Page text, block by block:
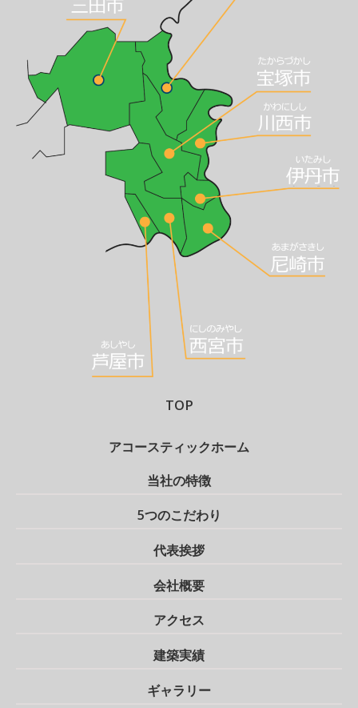
TOP
アコースティックホーム
当社の特徴
5つのこだわり
代表挨拶
会社概要
アクセス
建築実績
ギャラリー